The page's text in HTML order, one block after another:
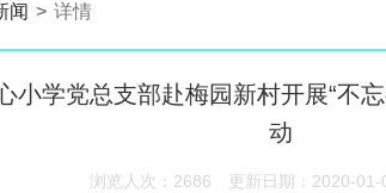
闻 > 详情
小学党总支部赴梅园新村开展“不
动
浏览人次：2686 更新日期：2020-